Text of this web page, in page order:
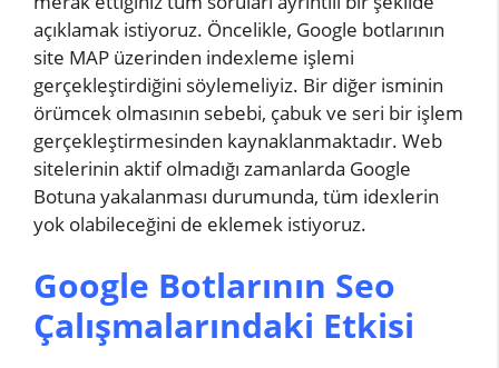
açıklamak istiyoruz. Öncelikle, Google botlarının
site MAP üzerinden indexleme işlemi
gerçekleştirdiğini söylemeliyiz. Bir diğer isminin
örümcek olmasının sebebi, çabuk ve seri bir işlem
gerçekleştirmesinden kaynaklanmaktadır. Web
sitelerinin aktif olmadığı zamanlarda Google
Botuna yakalanması durumunda, tüm idexlerin
yok olabileceğini de eklemek istiyoruz.
Google Botlarının Seo
Çalışmalarındaki Etkisi